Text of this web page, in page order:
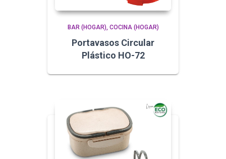
BAR (HOGAR) COCINA (HOGAR)
Portavasos Circular
Plástico HO-72